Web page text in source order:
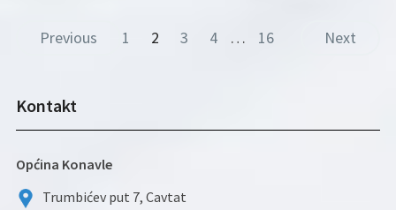
Previous 1 2 3 4 … 16 Next
Kontakt
Općina Konavle
Trumbićev put 7, Cavtat